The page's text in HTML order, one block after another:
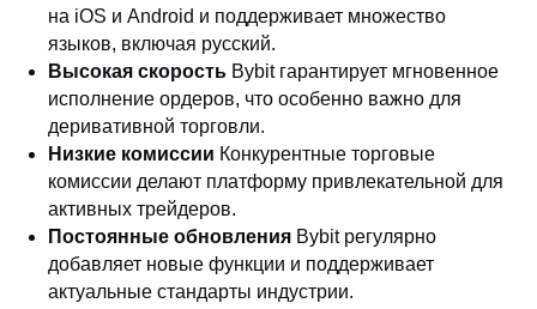
на iOS и Android и поддерживает множество
языков, включая русский.
Высокая скорость Bybit гарантирует мгновенное
исполнение ордеров, что особенно важно для
деривативной торговли.
Низкие комиссии Конкурентные торговые
комиссии делают платформу привлекательной для
активных трейдеров.
Постоянные обновления Bybit регулярно
добавляет новые функции и поддерживает
актуальные стандарты индустрии.